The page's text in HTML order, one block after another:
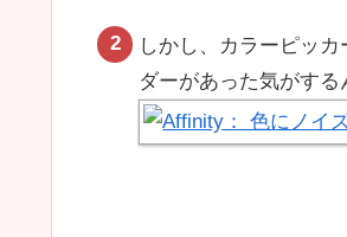
しかし、カラーピッカ
ダーがあった気がす